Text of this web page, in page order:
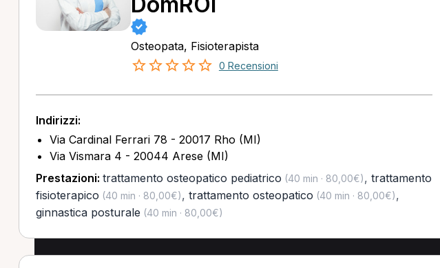
Osteopata, Fisioterapista
0 Recensioni
Indirizzi:
Via Cardinal Ferrari 78 - 20017 Rho (MI)
Via Vismara 4 - 20044 Arese (MI)
Prestazioni: trattamento osteopatico pediatrico (40 min · 80,00€), trattamento
fisioterapico (40 min · 80,00€), trattamento osteopatico (40 min · 80,00€),
ginnastica posturale (40 min · 80,00€)